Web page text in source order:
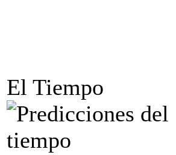
El Tiempo